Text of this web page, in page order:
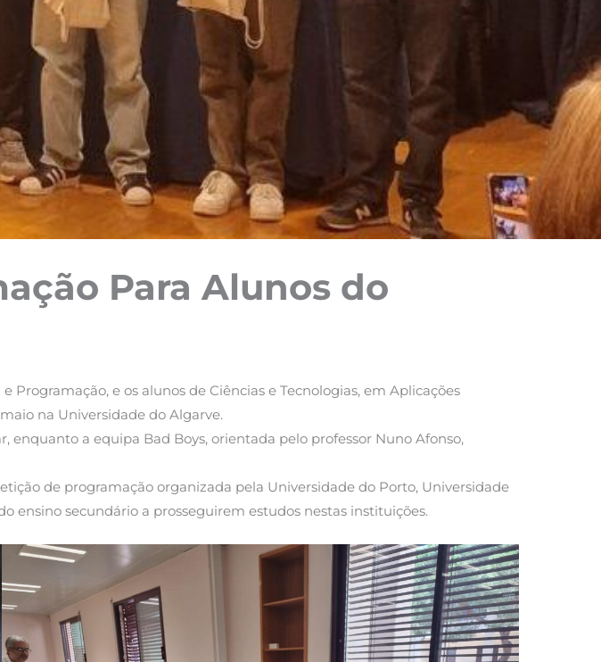
Para Alunos do
e os alunos de Ciências e Tecnologias, em Aplicações
na Universidade do Algarve.
enquanto a equipa Bad Boys, orientada pelo professor Nuno Afonso,
de programação organizada pela Universidade do Porto, Universidade
ensino secundário a prosseguirem estudos nestas instituições.